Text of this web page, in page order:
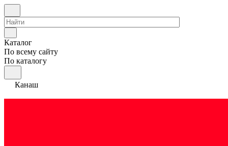
Каталог
По всему сайту
По каталогу
Канаш